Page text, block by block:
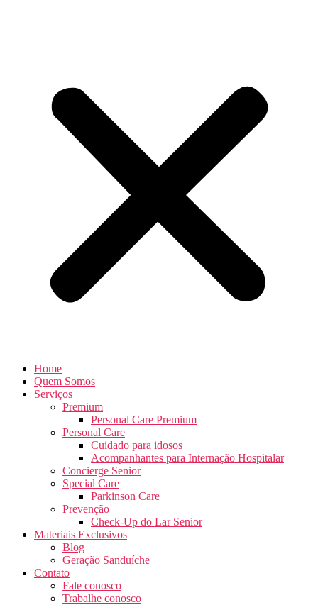
Home
Quem Somos
Serviços
Premium
Personal Care Premium
Personal Care
Cuidado para idosos
Acompanhantes para Internação Hospitalar
Concierge Senior
Special Care
Parkinson Care
Prevenção
Check-Up do Lar Senior
Materiais Exclusivos
Blog
Geração Sanduíche
Contato
Fale conosco
Trabalhe conosco